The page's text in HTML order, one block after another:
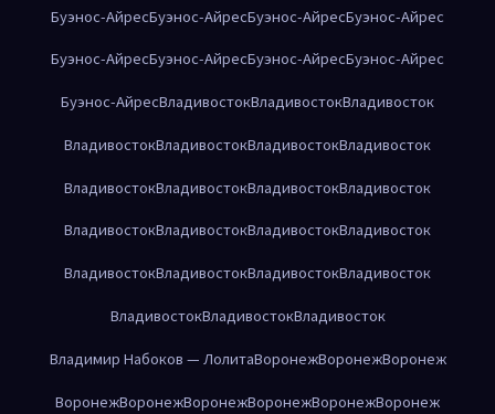
Буэнос-АйресБуэнос-АйресБуэнос-АйресБуэнос-Айрес
Буэнос-АйресБуэнос-АйресБуэнос-АйресБуэнос-Айрес
Буэнос-АйресВладивостокВладивостокВладивосток
ВладивостокВладивостокВладивостокВладивосток
ВладивостокВладивостокВладивостокВладивосток
ВладивостокВладивостокВладивостокВладивосток
ВладивостокВладивостокВладивостокВладивосток
ВладивостокВладивостокВладивосток
Владимир Набоков — ЛолитаВоронежВоронежВоронеж
ВоронежВоронежВоронежВоронежВоронежВоронеж